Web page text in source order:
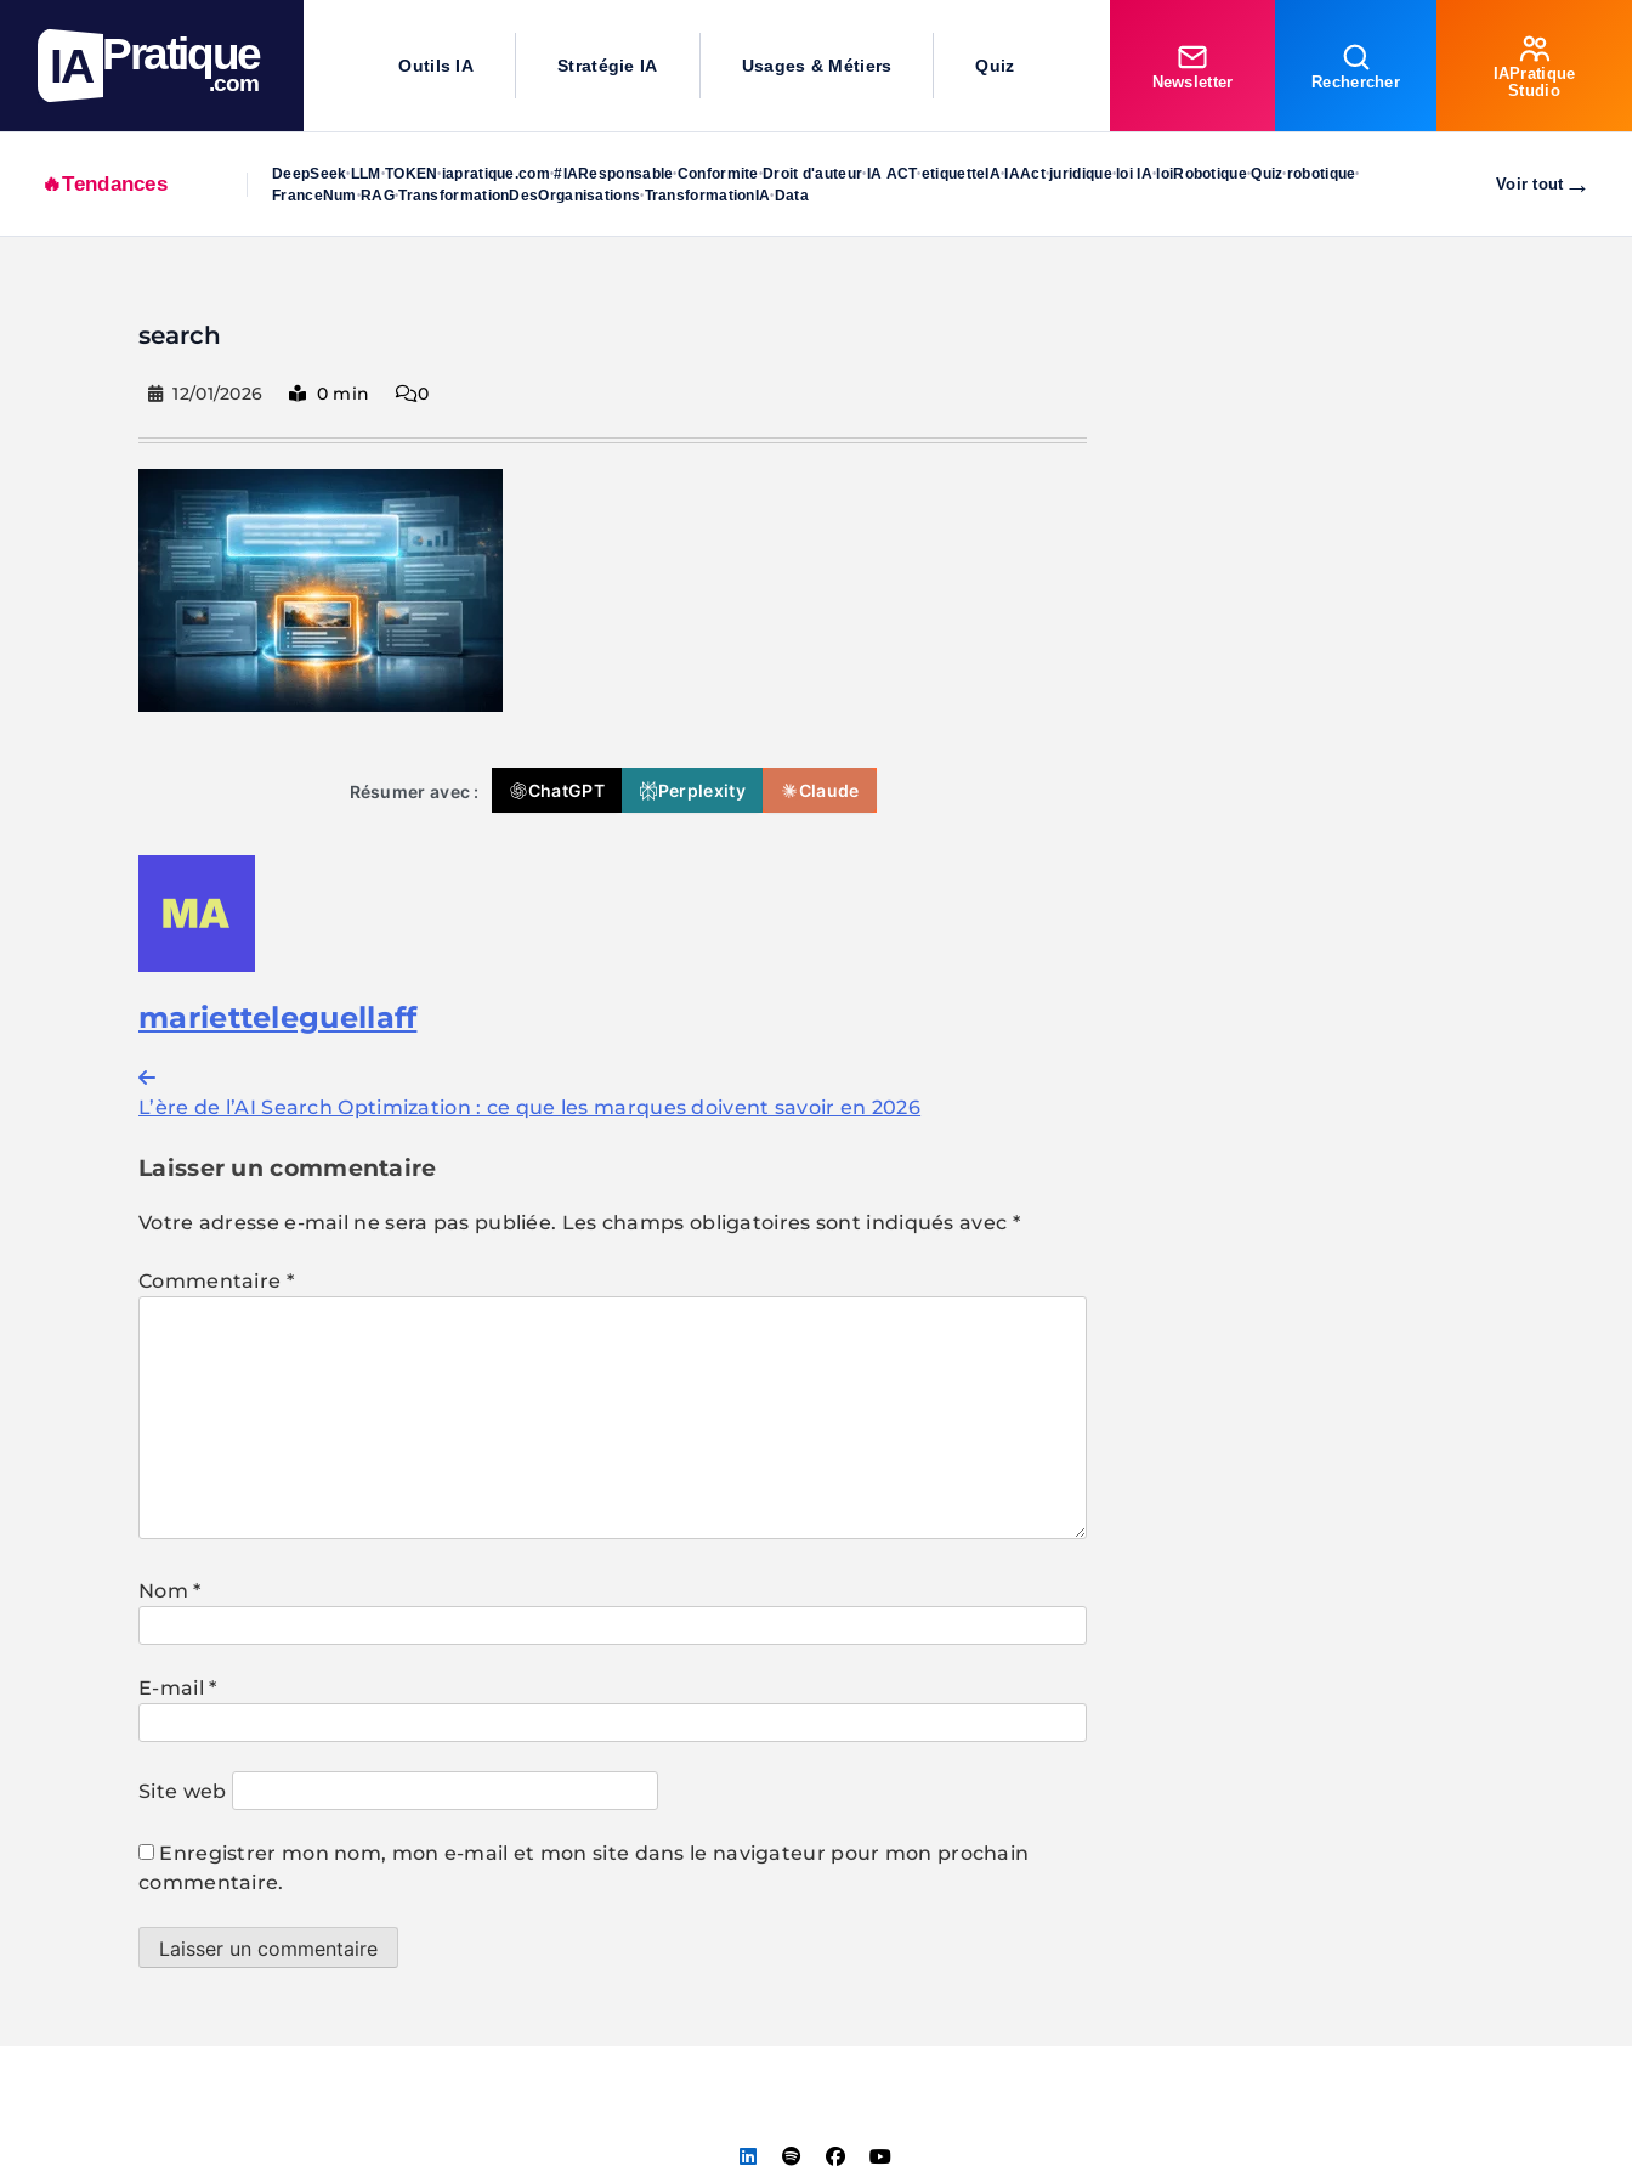
IA Pratique
.com
Outils IA Stratégie IA Usages & Métiers Quiz
Newsletter Rechercher
IAPratique
Studio
🔥Tendances DeepSeek• LLM •TOKEN•iapratique.com•#IAResponsable•Conformite• Droit d'auteur• IA ACT•etiquetteIA• IAAct•juridique• loi IA• loiRobotique•Quiz•robotique•
FranceNum • RAG•TransformationDesOrganisations•TransformationIA• Data
Voir tout→
search
12/01/2026 0 min 0
Résumer avec : ChatGPT Perplexity Claude
marietteleguellaff
Navigation
de
l’article
L’ère de l’AI Search Optimization : ce que les marques doivent savoir en 2026
Laisser un commentaire
Votre adresse e-mail ne sera pas publiée. Les champs obligatoires sont indiqués avec *
Commentaire *
Nom*
E-mail*
Site web
Enregistrer mon nom, mon e-mail et mon site dans le navigateur pour mon prochain
commentaire.